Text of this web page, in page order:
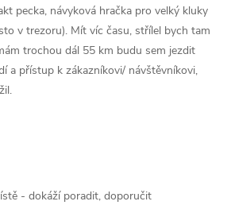
pecka, návyková hračka pro velký kluky
v trezoru). Mít víc času, střílel bych tam
trochou dál 55 km budu sem jezdit
a přístup k zákazníkovi/ návštěvníkovi,
- dokáží poradit, doporučit